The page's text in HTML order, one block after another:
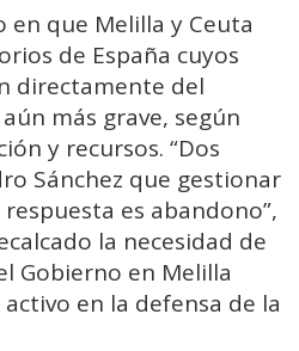
que Melilla y Ceuta
de España cuyos
directamente del
más grave, según
y recursos. “Dos
Sánchez que gestionar
es abandono”,
la necesidad de
Gobierno en Melilla
en la defensa de la